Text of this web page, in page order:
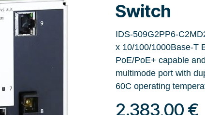
Switch
IDS-509G2PP6-
x 10/100/1000Base-T
PoE/PoE+ capable
multimode port with
60C operating
2.383,00 €